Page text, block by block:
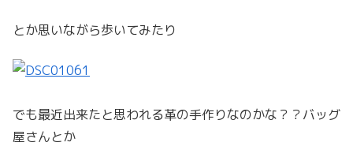
とか思いながら歩いてみたり
でも最近出来たと思われる革の手作りなのかな？？バッグ
屋さんとか